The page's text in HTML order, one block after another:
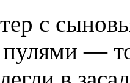
с
—